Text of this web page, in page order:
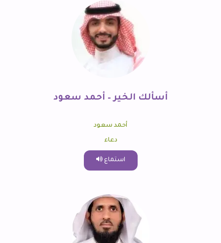
أسألك الخير – أحمد سعود
أحمد سعود
دعاء
استماع